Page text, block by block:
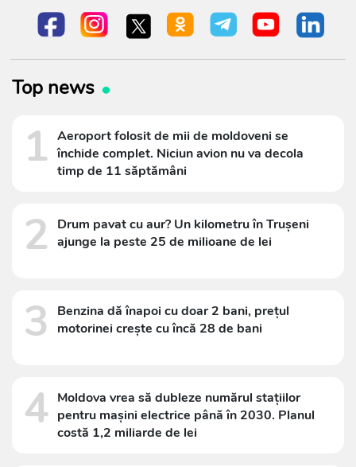
Top news
1 Aeroport folosit de mii de moldoveni se
închide complet. Niciun avion nu va decola
timp de 11 săptămâni
2
Drum pavat cu aur? Un kilometru în Trușeni
ajunge la peste 25 de milioane de lei
3
Benzina dă înapoi cu doar 2 bani, prețul
motorinei crește cu încă 28 de bani
4 Moldova vrea să dubleze numărul stațiilor
pentru mașini electrice până în 2030. Planul
costă 1,2 miliarde de lei